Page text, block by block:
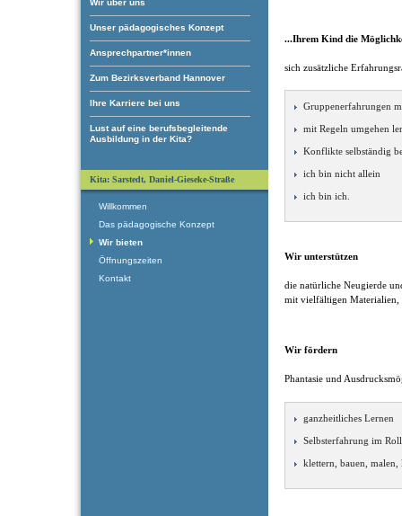
Wir über uns
Unser pädagogisches Konzept
Ansprechpartner*innen
Zum Bezirksverband Hannover
Ihre Karriere bei uns
Lust auf eine berufsbegleitende
Ausbildung in der Kita?
...Ihrem Kind die
sich zusätzliche
Gruppenerfahrungen
mit Regeln umgehen
Konflikte selbständig
ich bin nicht allein
ich bin ich.
Wir unterstützen
die natürliche Neugierde
mit vielfältigen Materialien,
Wir fördern
Phantasie und
ganzheitliches Lernen
Selbsterfahrung im
klettern, bauen,
Kita: Sarstedt, Daniel-Gieseke-Straße
Willkommen
Das pädagogische Konzept
Wir bieten
Öffnungszeiten
Kontakt